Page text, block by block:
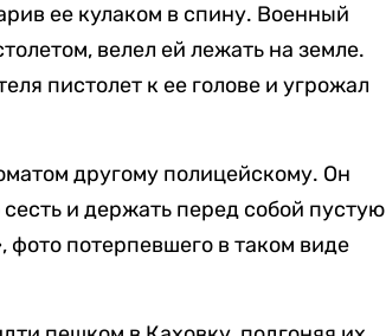
ее кулаком в спину. Военный
велел ей лежать на земле.
пистолет к ее голове и угрожал
другому полицейскому. Он
и держать перед собой пустую
потерпевшего в таком виде